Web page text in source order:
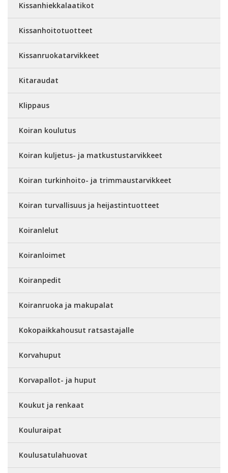
Kissanhiekkalaatikot
Kissanhoitotuotteet
Kissanruokatarvikkeet
Kitaraudat
Klippaus
Koiran koulutus
Koiran kuljetus- ja matkustustarvikkeet
Koiran turkinhoito- ja trimmaustarvikkeet
Koiran turvallisuus ja heijastintuotteet
Koiranlelut
Koiranloimet
Koiranpedit
Koiranruoka ja makupalat
Kokopaikkahousut ratsastajalle
Korvahuput
Korvapallot- ja huput
Koukut ja renkaat
Kouluraipat
Koulusatulahuovat